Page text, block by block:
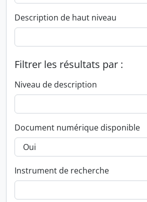
Description de haut niveau
Filtrer les résultats par :
Niveau de description
Document numérique disponible
Instrument de recherche